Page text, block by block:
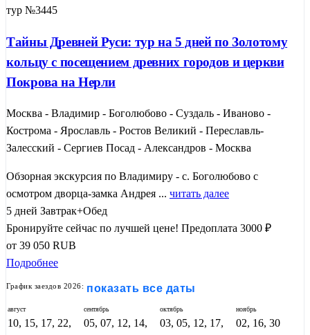
тур №3445
Тайны Древней Руси: тур на 5 дней по Золотому
кольцу с посещением древних городов и церкви
Покрова на Нерли
Москва - Владимир - Боголюбово - Суздаль - Иваново -
Кострома - Ярославль - Ростов Великий - Переславль-
Залесский - Сергиев Посад - Александров - Москва
Обзорная экскурсия по Владимиру - с. Боголюбово с
осмотром дворца-замка Андрея ... читать далее
5 дней Завтрак+Обед
Бронируйте сейчас по лучшей цене! Предоплата 3000 ₽
от 39 050 RUB
Подробнее
График заездов 2026: показать все даты
август
10, 15, 17, 22,
сентябрь
05, 07, 12, 14,
октябрь
03, 05, 12, 17,
ноябрь
02, 16, 30